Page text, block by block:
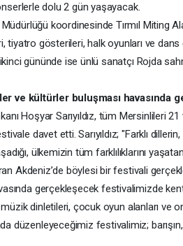
dolu 2 gün yaşayacak.
koordinesinde Tırmıl Miting
tiyatro gösterileri, halk oyunları ve
gününde ise ünlü sanatçı Rojda
ve kültürler buluşması havasında
Hoşyar Sarıyıldız, tüm Mersinlileri
davet etti. Sarıyıldız; "Farklı
ülkemizin tüm farklılıklarını
Akdeniz’de böylesi bir festivali
gerçekleşecek festivalimizde
dinletileri, çocuk oyun alanları ve
düzenleyeceğimiz festivalimiz;